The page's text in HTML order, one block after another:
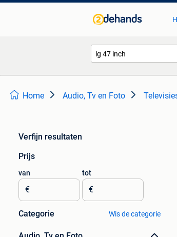
Home Audio, Tv en Foto
Verfijn resultaten
Prijs
van
€
tot
€
Categorie Wis de categorie